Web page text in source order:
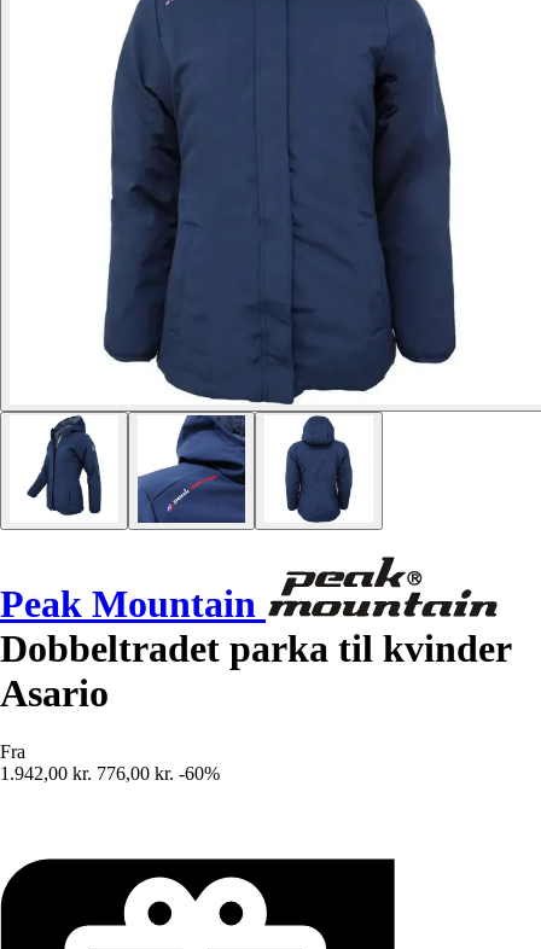
Peak Mountain
Dobbeltradet parka til kvinder
Asario
Fra
1.942,00 kr. 776,00 kr. -60%